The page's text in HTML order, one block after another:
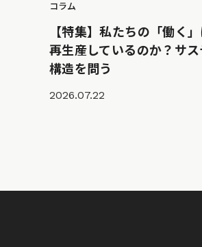
コラム
【特集】私たちの「働く
再生産しているのか？サ
構造を問う
2026.07.22